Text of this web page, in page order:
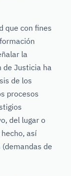
que con fines
la
de Justicia ha
de los
procesos
del lugar o
así
de